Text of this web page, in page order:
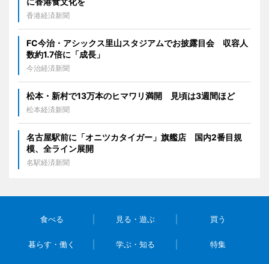
香港経済新聞
FC今治・アシックス里山スタジアムでお披露目会 収容人
数約1.7倍に「成長」
今治経済新聞
松本・新村で13万本のヒマワリ満開 見頃は3週間ほど
松本経済新聞
名古屋駅前に「オニツカタイガー」旗艦店 国内2番目規
模、全ライン展開
名駅経済新聞
食べる 見る・遊ぶ 買う
暮らす・働く 学ぶ・知る 特集